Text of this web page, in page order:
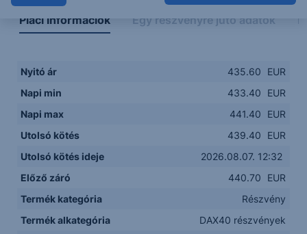
Piaci információk Egy részvényre jutó adatok
Nyitó ár 435.60
EUR
Napi min
433.40
EUR
Napi max
441.40
EUR
Utolsó kötés
439.40
EUR
Utolsó kötés ideje
2026.08.07. 12:32
Előző záró
440.70
EUR
Termék kategória
Részvény
Termék alkategória
DAX40 részvények